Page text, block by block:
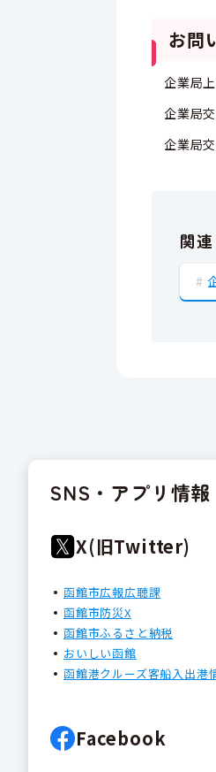
お問
企業局
企業局
企業局
関
SNS・アプリ情報
X(旧Twitter)
函館市広報広聴課
函館市防災X
函館市ふるさと納税
おいしい函館
函館港クルーズ客船入出港
Facebook